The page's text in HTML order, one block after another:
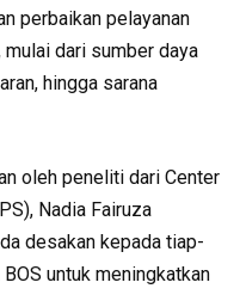
perbaikan pelayanan
dari sumber daya
hingga sarana
oleh peneliti dari Center
Nadia Fairuza
desakan kepada tiap-
untuk meningkatkan